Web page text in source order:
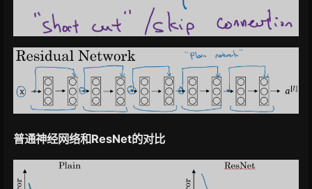
普通神经网络和ResNet的对比